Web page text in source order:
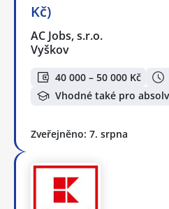
Kč)
AC Jobs, s.r.o.
Vyškov
40 000 – 50 000 Kč
Vhodné také pro
Zveřejněno: 7. srpna